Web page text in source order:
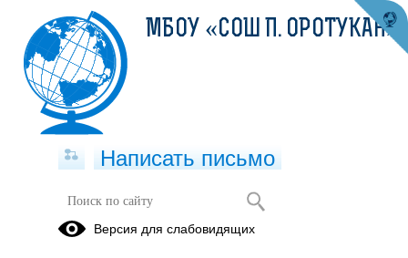
Публикации за Май 2026
МБОУ «СОШ П. ОРОТУКАН»
Написать письмо
Версия для слабовидящих